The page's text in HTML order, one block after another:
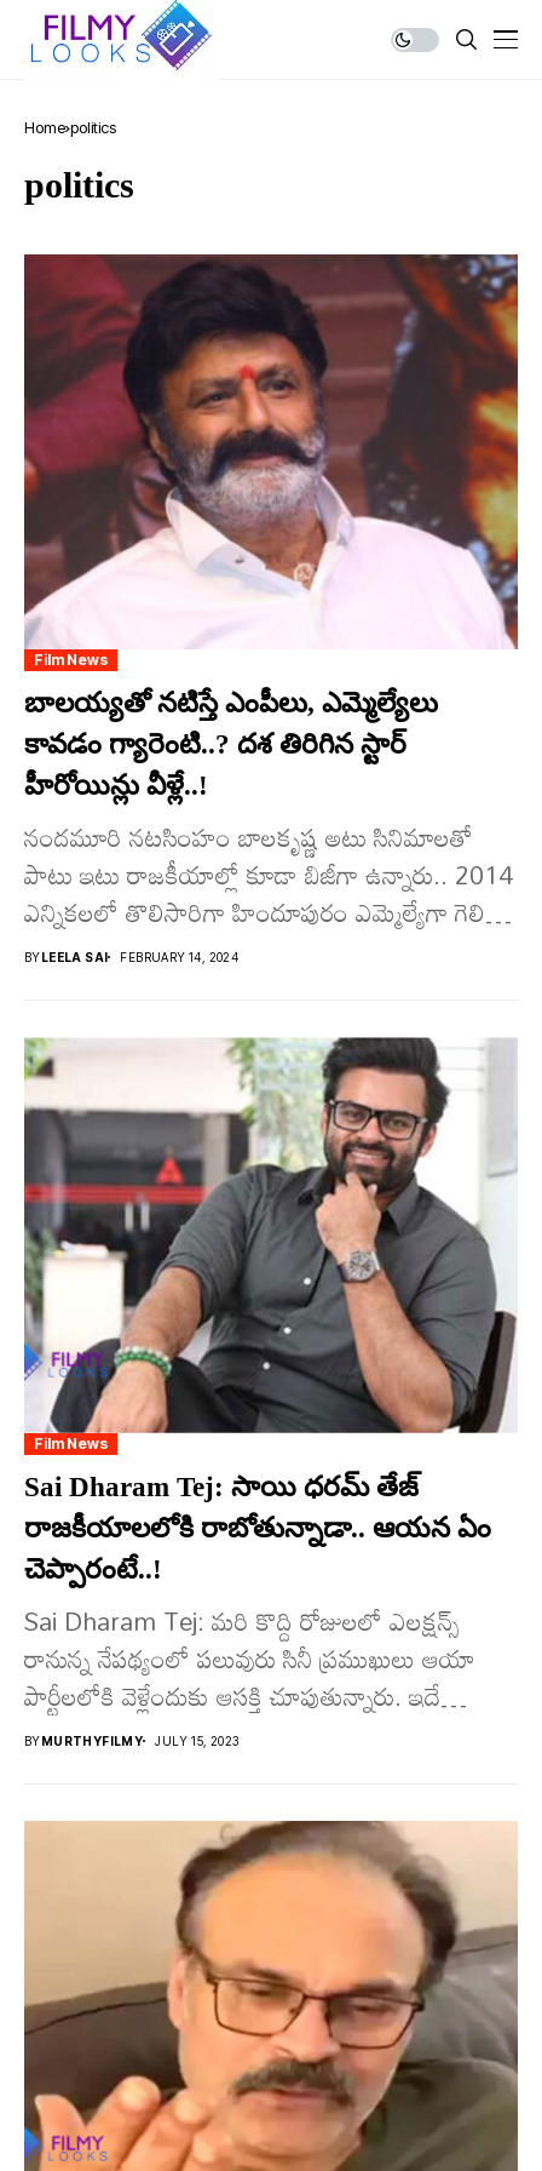
Home politics
politics
Film News
బాల‌య్య‌తో నటిస్తే ఎంపీలు, ఎమ్మెల్యేలు
కావడం గ్యారెంటి..? దశ తిరిగిన స్టార్
హీరోయిన్లు వీళ్లే..!
నందమూరి నటసింహం బాలకృష్ణ అటు సినిమాలతో
పాటు ఇటు రాజకీయాల్లో కూడా బిజీగా ఉన్నారు.. 2014
ఎన్నికలలో తొలిసారిగా హిందూపురం ఎమ్మెల్యేగా గెలిచిన
త‌ర్వాత‌ 2019 ఎన్నికలలోను వరుసగా రెండోసారి
BY LEELA SAI FEBRUARY 14, 2024
Film News
Sai Dharam Tej: సాయి ధ‌ర‌మ్ తేజ్
రాజ‌కీయాల‌లోకి రాబోతున్నాడా.. ఆయ‌న ఏం
చెప్పారంటే..!
Sai Dharam Tej: మ‌రి కొద్ది రోజుల‌లో ఎల‌క్ష‌న్స్
రానున్న నేప‌థ్యంలో ప‌లువురు సినీ ప్ర‌ముఖులు ఆయా
పార్టీల‌లోకి వెళ్లేందుకు ఆస‌క్తి చూపుతున్నారు. ఇదే
క్ర‌మంలో ప‌వన్ క‌ల్యాణ్ మేన‌ల్లుడు, టాలీవుడ్...
BYMURTHYFILMY JULY 15, 2023